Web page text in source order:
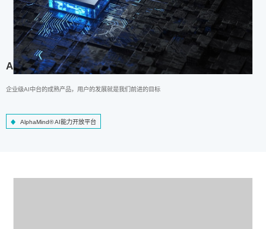
AlphaMind® AI能力开放平台
企业级AI中台的成熟产品，用户的发展就是我们前进的目标
AlphaMind® AI能力开放平台